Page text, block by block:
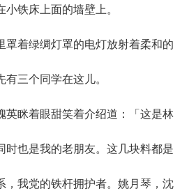
铁床上面的墙壁上。
着绿绸灯罩的电灯放射着柔和的
三个同学在这儿。
眯着眼甜笑着介绍道：「这是林
时也是我的老朋友。这几块料都是
，我党的铁杆拥护者。姚月琴，沈